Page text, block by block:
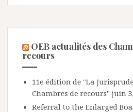
OEB actualités des
recours
11e édition de "La
Chambres de recours" juin
Referral to the Enlarged